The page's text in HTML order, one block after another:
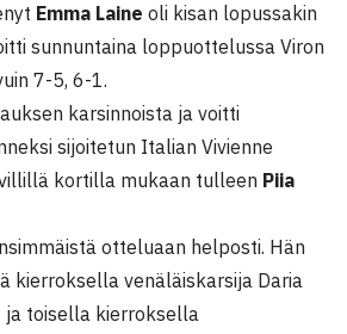
Emma Laine oli kisan lopussakin
sunnuntaina loppuottelussa Viron
7-5, 6-1.
karsinnoista ja voitti
sijoitetun Italian Vivienne
kortilla mukaan tulleen Piia
otteluaan helposti. Hän
kierroksella venäläiskarsija Daria
ja toisella kierroksella